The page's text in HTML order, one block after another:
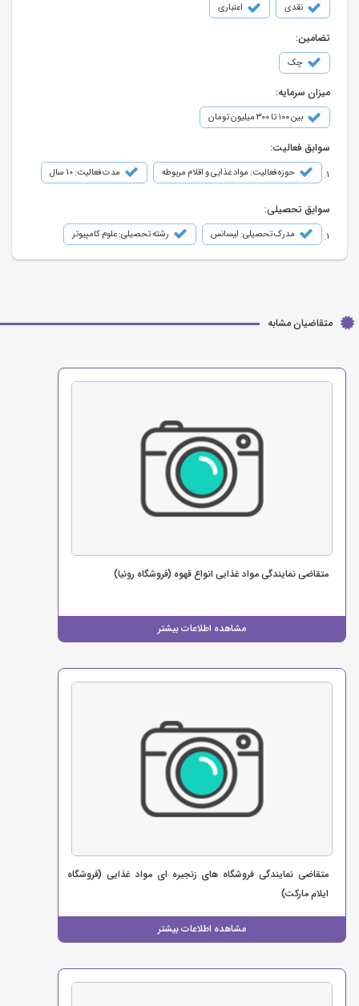
نقدی اعتباری
تضامین:
چک
میزان سرمایه:
بین ۱۰۰ تا ۳۰۰ میلیون تومان
سوابق فعالیت:
حوزه فعالیت: مواد غذایی و اقلام مربوطه مدت فعالیت: 10 سال
سوابق تحصیلی:
مدرک تحصیلی: لیسانس رشته تحصیلی: علوم کامپیوتر
متقاضیان مشابه
مشاهده اطلاعات بیشتر
متقاضی نمایندگی مواد غذایی انواع قهوه (فروشگاه رونیا)
مشاهده اطلاعات بیشتر
متقاضی نمایندگی فروشگاه های زنجیره ای مواد غذایی (فروشگاه
ایلام مارکت)